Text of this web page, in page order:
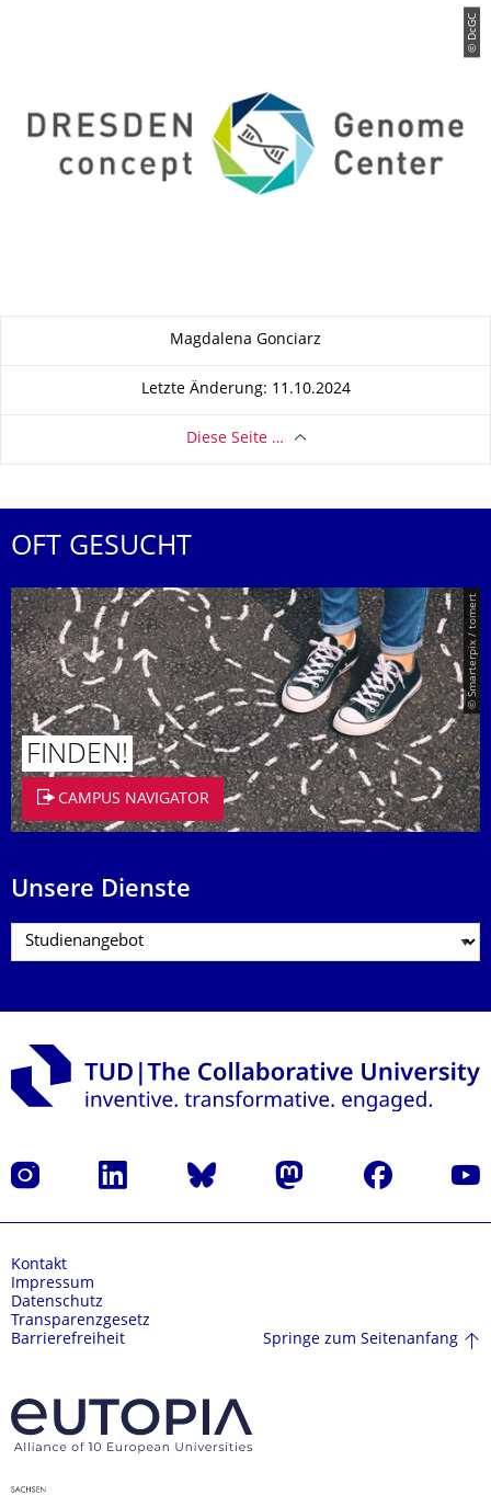
© DcGC
Zu dieser SeiteMagdalena Gonciarz
Letzte Änderung: 11.10.2024
Diese Seite …
OFT GESUCHT
© Smarterpix / tomert
FINDEN!
CAMPUS NAVIGATOR
Unsere Dienste
Instagram LinkedIn Bluesky Mastodon Facebook
Kontakt
Impressum
Datenschutz
Transparenzgesetz
Barrierefreiheit
Springe zum Seitenanfang